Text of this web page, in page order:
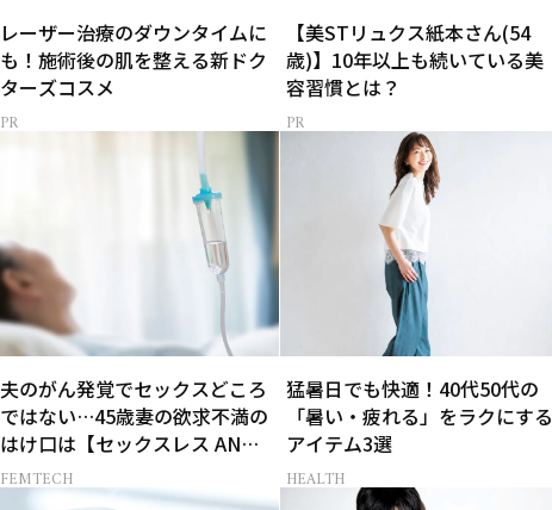
レーザー治療のダウンタイムに
も！施術後の肌を整える新ドク
ターズコスメ
【美STリュクス紙本さん(54
歳)】10年以上も続いている美
容習慣とは？
夫のがん発覚でセックスどころ
ではない…45歳妻の欲求不満の
はけ口は【セックスレス AND
THE CITY -女たちの告白-】
FEMTECH
猛暑日でも快適！40代50代の
「暑い・疲れる」をラクにする
アイテム3選
HEALTH